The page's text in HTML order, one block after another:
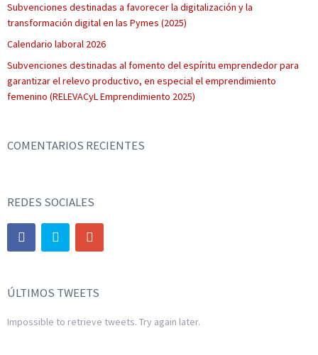
Subvenciones destinadas a favorecer la digitalización y la
transformación digital en las Pymes (2025)
Calendario laboral 2026
Subvenciones destinadas al fomento del espíritu emprendedor para
garantizar el relevo productivo, en especial el emprendimiento
femenino (RELEVACyL Emprendimiento 2025)
COMENTARIOS RECIENTES
REDES SOCIALES
ÚLTIMOS TWEETS
Impossible to retrieve tweets. Try again later.